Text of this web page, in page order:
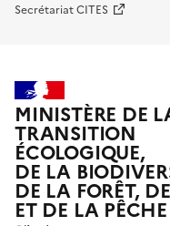
Secrétariat CITES
MINISTÈRE DE
TRANSITION
ÉCOLOGIQUE,
DE LA
DE LA FORÊT,
ET DE LA PÊCHE